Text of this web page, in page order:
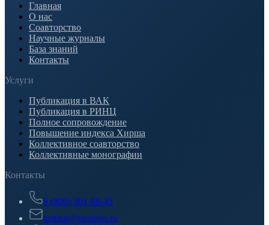
Главная
О нас
Соавторство
Научные журналы
База знаний
Контакты
Услуги
Публикация в ВАК
Публикация в РИНЦ
Полное сопровождение
Повышение индекса Хирша
Коллективное соавторство
Коллективные монографии
Контакты
8 (800) 301-88-45
institut@rinolens.ru